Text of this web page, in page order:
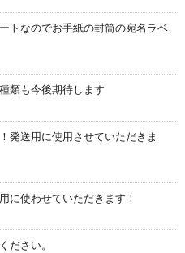
トなのでお手紙の封筒の宛名ラベ
類も今後期待します
発送用に使用させていただきま
に使わせていただきます！
ださい。